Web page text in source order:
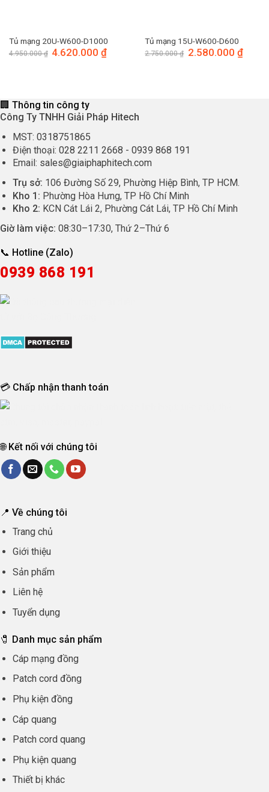
Tủ mạng 20U-W600-D1000
4.950.000₫ Giá
gốc
4.620.000₫
Tủ mạng 15U-W600-D600
2.750.000₫ Giá
gốc
2.580.000 ₫Giá
🏢 Thông tin công ty
Công Ty TNHH Giải Pháp Hitech
MST: 0318751865
Điện thoại: 028 2211 2668 - 0939 868 191
Email: sales@giaiphaphitech.com
Trụ sở: 106 Đường Số 29, Phường Hiệp Bình, TP HCM.
Kho 1: Phường Hòa Hưng, TP Hồ Chí Minh
Kho 2: KCN Cát Lái 2, Phường Cát Lái, TP Hồ Chí Minh
Giờ làm việc: 08:30–17:30, Thứ 2–Thứ 6
📞 Hotline (Zalo)
0939 868 191
💳 Chấp nhận thanh toán
🌐 Kết nối với chúng tôi
📍 Về chúng tôi
Trang chủ
Giới thiệu
Sản phẩm
Liên hệ
Tuyển dụng
🧷 Danh mục sản phẩm
Cáp mạng đồng
Patch cord đồng
Phụ kiện đồng
Cáp quang
Patch cord quang
Phụ kiện quang
Thiết bị khác